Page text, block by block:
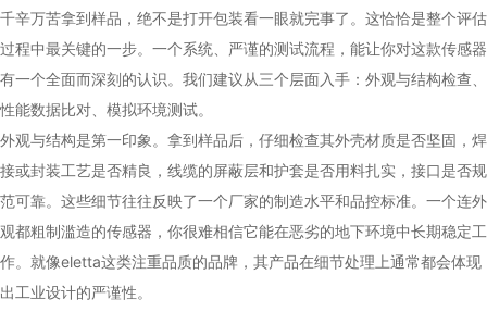
千辛万苦拿到样品，绝不是打开包装看一眼就完事了。这恰恰是整个评估
过程中最关键的一步。一个系统、严谨的测试流程，能让你对这款传感器
有一个全面而深刻的认识。我们建议从三个层面入手：外观与结构检查、
性能数据比对、模拟环境测试。
外观与结构是第一印象。拿到样品后，仔细检查其外壳材质是否坚固，焊
接或封装工艺是否精良，线缆的屏蔽层和护套是否用料扎实，接口是否规
范可靠。这些细节往往反映了一个厂家的制造水平和品控标准。一个连外
观都粗制滥造的传感器，你很难相信它能在恶劣的地下环境中长期稳定工
作。就像eletta这类注重品质的品牌，其产品在细节处理上通常都会体现
出工业设计的严谨性。